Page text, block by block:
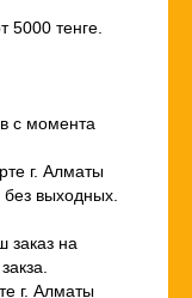
5000 тенге.
с момента
г. Алматы
выходных.
заказ на
г. Алматы